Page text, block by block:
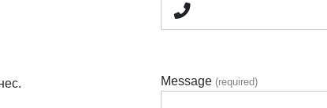
Message (required)